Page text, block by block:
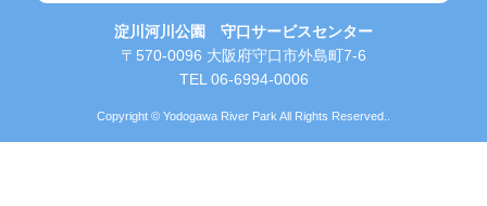
淀川河川公園 守口サービスセンター
〒570-0096 大阪府守口市外島町7-6
TEL 06-6994-0006
Copyright © Yodogawa River Park All Rights Reserved..